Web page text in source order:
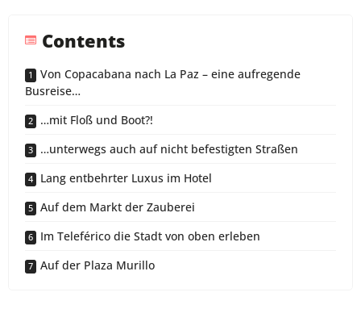
Contents
Von Copacabana nach La Paz – eine aufregende
Busreise…
…mit Floß und Boot?!
…unterwegs auch auf nicht befestigten Straßen
Lang entbehrter Luxus im Hotel
Auf dem Markt der Zauberei
Im Teleférico die Stadt von oben erleben
Auf der Plaza Murillo